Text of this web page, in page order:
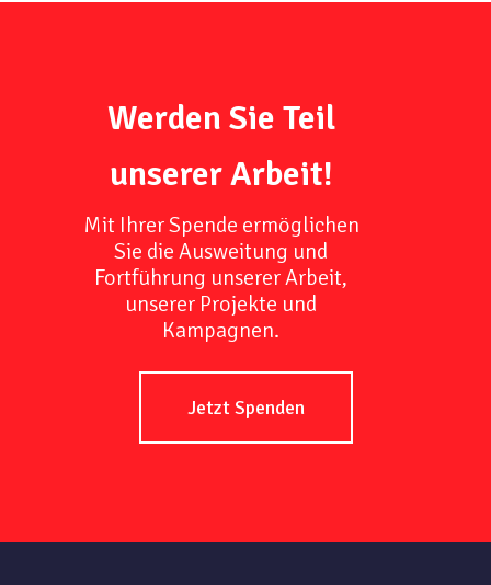
Werden Sie Teil
unserer Arbeit!
Mit Ihrer Spende ermöglichen
Sie die Ausweitung und
Fortführung unserer Arbeit,
unserer Projekte und
Kampagnen.
Jetzt Spenden